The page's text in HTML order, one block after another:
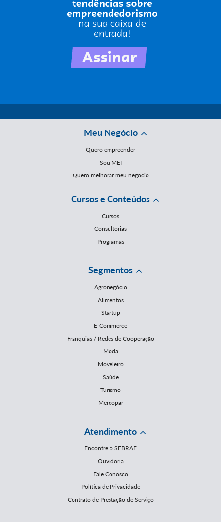
Meu Negócio
Quero empreender
Sou MEI
Quero melhorar meu negócio
Cursos e Conteúdos
Cursos
Consultorias
Programas
Segmentos
Agronegócio
Alimentos
Startup
E-Commerce
Franquias / Redes de Cooperação
Moda
Moveleiro
Saúde
Turismo
Mercopar
Atendimento
Encontre o SEBRAE
Ouvidoria
Fale Conosco
Política de Privacidade
Contrato de Prestação de Serviço